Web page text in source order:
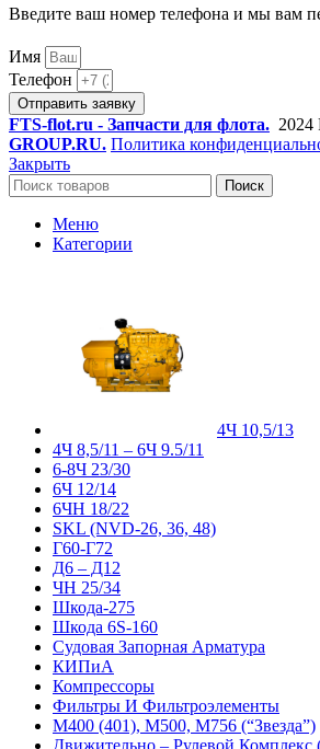
Введите ваш номер телефона и мы вам
Имя
Телефон
Отправить заявку
FTS-flot.ru - Запчасти для флота. 2024
GROUP.RU. Политика
Закрыть
Поиск
Меню
Категории
4Ч 10,5/13
4Ч 8,5/11 – 6Ч 9.5/11
6-8Ч 23/30
6Ч 12/14
6ЧН 18/22
SKL (NVD-26, 36, 48)
Г60-Г72
Д6 – Д12
ЧН 25/34
Шкода-275
Шкода 6S-160
Судовая Запорная Арматура
КИПиА
Компрессоры
Фильтры И Фильтроэлементы
М400 (401), М500, М756 (“Звезда”)